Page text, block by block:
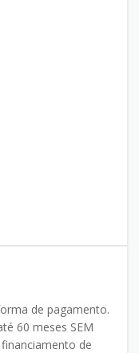
de pagamento.
60 meses SEM
de